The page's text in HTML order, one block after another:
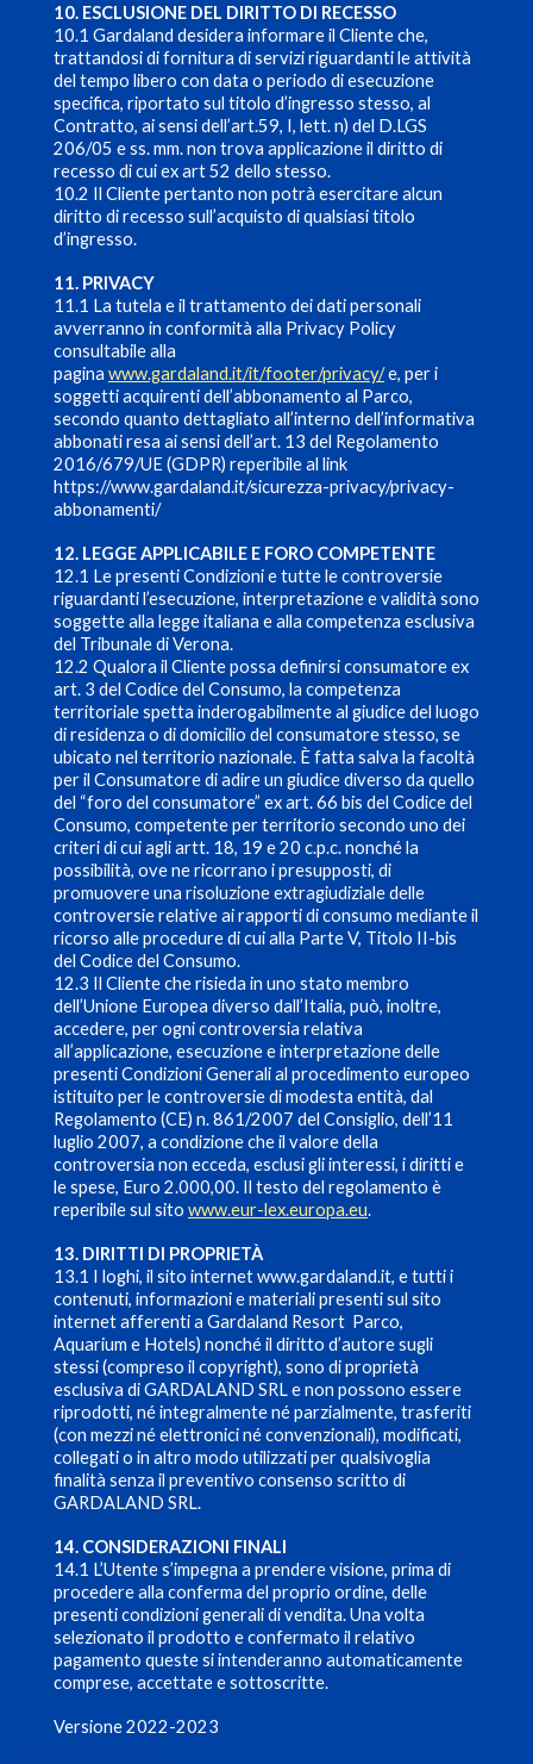
10. ESCLUSIONE DEL DIRITTO DI RECESSO
10.1 Gardaland desidera informare il Cliente che,
trattandosi di fornitura di servizi riguardanti le attività
del tempo libero con data o periodo di esecuzione
specifica, riportato sul titolo d’ingresso stesso, al
Contratto, ai sensi dell’art.59, I, lett. n) del D.LGS
206/05 e ss. mm. non trova applicazione il diritto di
recesso di cui ex art 52 dello stesso.
10.2 Il Cliente pertanto non potrà esercitare alcun
diritto di recesso sull’acquisto di qualsiasi titolo
d’ingresso.
11. PRIVACY
11.1 La tutela e il trattamento dei dati personali
avverranno in conformità alla Privacy Policy
consultabile alla
pagina www.gardaland.it/it/footer/privacy/e, per i
soggetti acquirenti dell’abbonamento al Parco,
secondo quanto dettagliato all’interno dell’informativa
abbonatiresa ai sensi dell’art. 13 del Regolamento
2016/679/UE (GDPR) reperibile al link
https://www.gardaland.it/sicurezza-privacy/privacy-
abbonamenti/
12. LEGGE APPLICABILE E FORO COMPETENTE
12.1 Le presenti Condizioni e tutte le controversie
riguardanti l’esecuzione, interpretazione e validità sono
soggette alla legge italiana e alla competenza esclusiva
del Tribunale di Verona.
12.2 Qualora il Cliente possa definirsi consumatore ex
art. 3 del Codice del Consumo, la competenza
territoriale spetta inderogabilmente al giudice del luogo
di residenza o di domicilio del consumatore stesso, se
ubicato nel territorio nazionale. È fatta salva la facoltà
per il Consumatore di adire un giudice diverso da quello
del “foro del consumatore” ex art. 66 bis del Codice del
Consumo, competente per territorio secondo uno dei
criteri di cui agli artt. 18, 19 e 20 c.p.c. nonché la
possibilità, ove ne ricorrano i presupposti, di
promuovere una risoluzione extragiudiziale delle
controversie relative ai rapporti di consumo mediante il
ricorso alle procedure di cui alla Parte V, Titolo II-bis
del Codice del Consumo.
12.3 Il Cliente che risieda in uno stato membro
dell’Unione Europea diverso dall’Italia, può, inoltre,
accedere, per ogni controversia relativa
all’applicazione, esecuzione e interpretazione delle
presenti Condizioni Generali al procedimento europeo
istituito per le controversie di modesta entità, dal
Regolamento (CE) n. 861/2007 del Consiglio, dell’11
luglio 2007, a condizione che il valore della
controversia non ecceda, esclusi gli interessi, i diritti e
le spese, Euro 2.000,00. Il testo del regolamento è
reperibile sul sito www.eur-lex.europa.eu.
13. DIRITTI DI PROPRIETÀ
13.1 I loghi, il sito internet www.gardaland.it, e tutti i
contenuti, informazioni e materiali presenti sul sito
internet afferenti a Gardaland Resort Parco,
Aquarium e Hotels) nonché il diritto d’autore sugli
stessi (compreso il copyright), sono di proprietà
esclusiva di GARDALAND SRL e non possono essere
riprodotti, né integralmente né parzialmente, trasferiti
(con mezzi né elettronici né convenzionali), modificati,
collegati o in altro modo utilizzati per qualsivoglia
finalità senza il preventivo consenso scritto di
GARDALAND SRL.
14. CONSIDERAZIONI FINALI
14.1 L’Utente s’impegna a prendere visione, prima di
procedere alla conferma del proprio ordine, delle
presenti condizioni generali di vendita. Una volta
selezionato il prodotto e confermato il relativo
pagamento queste si intenderanno automaticamente
comprese, accettate e sottoscritte.
Versione 2022-2023